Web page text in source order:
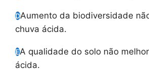
DAumento da biodiversidade
chuva ácida.
EA qualidade do solo não
ácida.